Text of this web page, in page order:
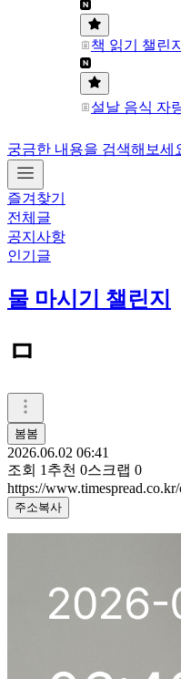
책 읽기 챌린지
설날 음식 자
궁금한 내용을 검색해보세
즐겨찾기
전체글
공지사항
인기글
물 마시기 챌린지
ㅁ
봄봄
2026.06.02 06:41
조회 1 추천 0스크랩 0
https://
주소복사